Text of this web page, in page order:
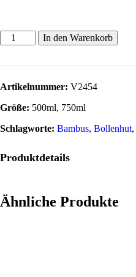
In den Warenkorb
Artikelnummer: V2454
Größe: 500ml, 750ml
Schlagworte: Bambus, Bollenhut,
Produktdetails
Ähnliche Produkte